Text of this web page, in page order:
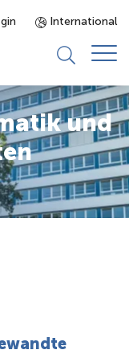
International
und